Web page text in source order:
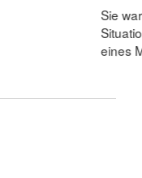
Sie
eines